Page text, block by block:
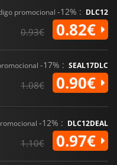
promocional -12% : DLC12
0.93€ 0.82€
-17% : SEAL17DLC
1.08€ 0.90€
-12% : DLC12DEAL
1.10€ 0.97€